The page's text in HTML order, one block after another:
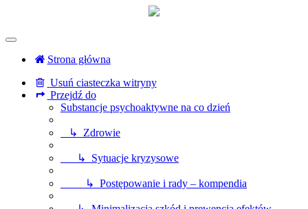
Strona główna
Usuń ciasteczka witryny
Przejdź do
Substancje psychoaktywne na co dzień
↳ Zdrowie
↳ Sytuacje kryzysowe
↳ Postępowanie i rady – kompendia